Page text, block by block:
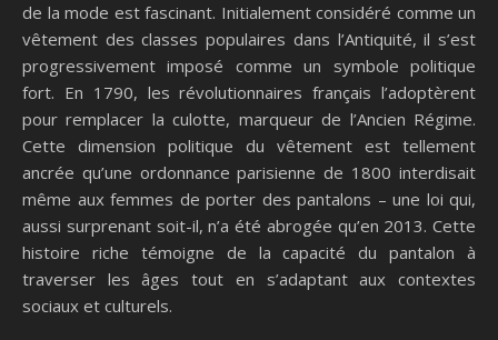
de la mode est fascinant. Initialement considéré comme un
vêtement des classes populaires dans l’Antiquité, il s’est
progressivement imposé comme un symbole politique
fort. En 1790, les révolutionnaires français l’adoptèrent
pour remplacer la culotte, marqueur de l’Ancien Régime.
Cette dimension politique du vêtement est tellement
ancrée qu’une ordonnance parisienne de 1800 interdisait
même aux femmes de porter des pantalons – une loi qui,
aussi surprenant soit-il, n’a été abrogée qu’en 2013. Cette
histoire riche témoigne de la capacité du pantalon à
traverser les âges tout en s’adaptant aux contextes
sociaux et culturels.